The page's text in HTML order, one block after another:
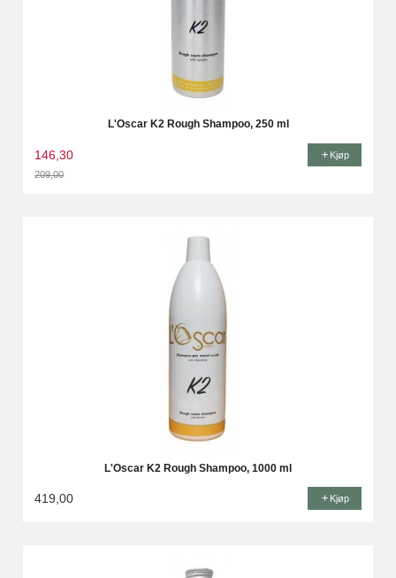
L'Oscar K2 Rough Shampoo, 250 ml
146,30
209,00
Kjøp
L'Oscar K2 Rough Shampoo, 1000 ml
419,00 Kjøp